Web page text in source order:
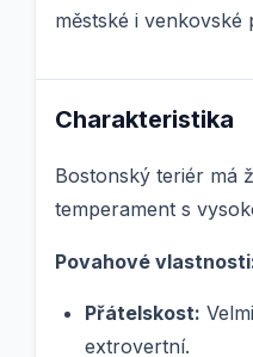
městské i venkovské
Charakteristika
Bostonský teriér má
temperament s
Povahové
Přátelskost:
extrovertní.